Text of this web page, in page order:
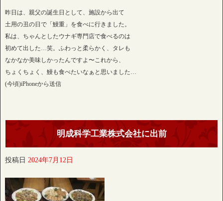
昨日は、親父の誕生日として、施設から出て
土用の丑の日で「鰻重」を食べに行きました。
私は、ちゃんとしたウナギ専門店で食べるのは
初めて出した…笑。ふわっと柔らかく、タレも
なかなか美味しかったんですよ〜これから、
ちょくちょく、鰻も食べたいなぁと思いました…
(今頃)iPhoneから送信
明成科学工業株式会社に出前
投稿日 2024年7月12日